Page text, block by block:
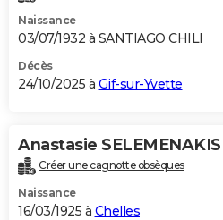
Naissance
03/07/1932 à SANTIAGO CHILI
Décès
24/10/2025 à Gif-sur-Yvette
Anastasie SELEMENAKIS
Créer une cagnotte obsèques
Naissance
16/03/1925 à Chelles